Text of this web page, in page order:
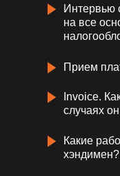
Прием
Invoice.
случаях
Интервью
на все
Какие